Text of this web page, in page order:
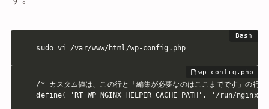
sudo vi /var/www/html/wp-config.php
/* カスタム値は、この行と「編集が必要なのはここまでです」の行
define( 'RT_WP_NGINX_HELPER_CACHE_PATH', '/run/